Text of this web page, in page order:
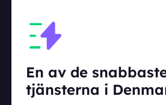
En av de
tjänsterna i